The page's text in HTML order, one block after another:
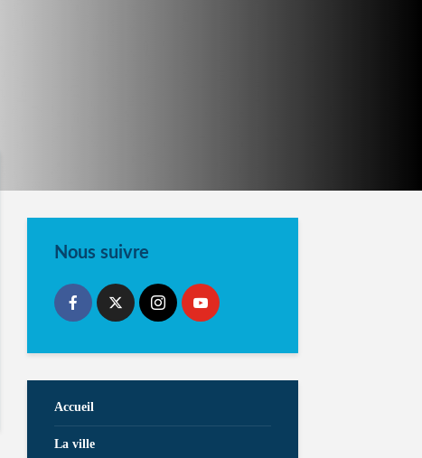
Nous suivre
Accueil
La ville